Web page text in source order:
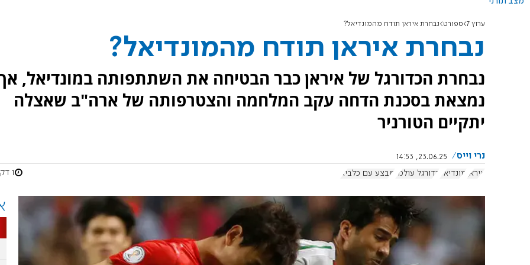
ערוץ 7 ספורט נבחרת איראן תודח מהמונדיאל?
נבחרת איראן תודח מהמונדיאל?
נבחרת הכדורגל של איראן כבר הבטיחה את השתתפותה במונדיאל,
נמצאת בסכנת הדחה עקב המלחמה והצטרפותה של ארה"ב שאצלה
יתקיים הטורניר
נרי וייס
23.06.25, 14:53
איראן מונדיאל כדורגל עולמי מבצע עם כלביא 1 דקות